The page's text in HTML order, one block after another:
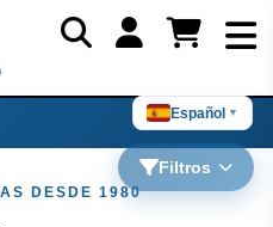
Español ▼
Filtros